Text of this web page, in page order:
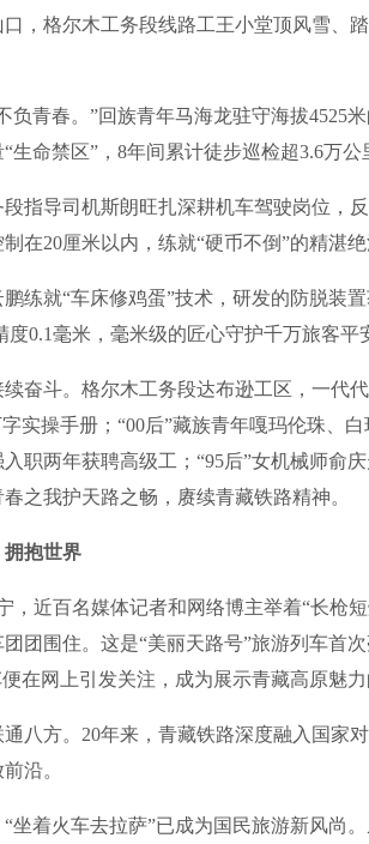
格尔木工务段线路工王小堂顶风雪、踏
青春。”回族青年马海龙驻守海拔4525米
命禁区”，8年间累计徒步巡检超3.6万公
导司机斯朗旺扎深耕机车驾驶岗位，
在20厘米以内，练就“硬币不倒”的精湛绝
就“车床修鸡蛋”技术，研发的防脱装置
0.1毫米，毫米级的匠心守护千万旅客平
斗。格尔木工务段达布逊工区，一代
实操手册；“00后”藏族青年嘎玛伦珠、
职两年获聘高级工；“95后”女机械师俞
之我护天路之畅，赓续青藏铁路精神。
拥抱世界
近百名媒体记者和网络博主举着“长枪短
团围住。这是“美丽天路号”旅游列车首
在网上引发关注，成为展示青藏高原魅力
方。20年来，青藏铁路深度融入国家
沿。
着火车去拉萨”已成为国民旅游新风尚。